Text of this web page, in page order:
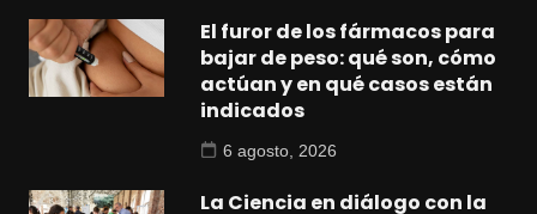
El furor de los fármacos para
bajar de peso: qué son, cómo
actúan y en qué casos están
indicados
6 agosto, 2026
La Ciencia en diálogo con la